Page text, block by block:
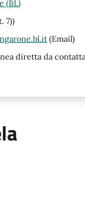
(BL)
7))
(Email)
diretta da